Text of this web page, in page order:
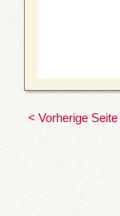
< Vorherige Seite